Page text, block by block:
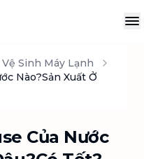
Sinh Máy Lạnh
Nào?Sản Xuất Ở
Của Nước